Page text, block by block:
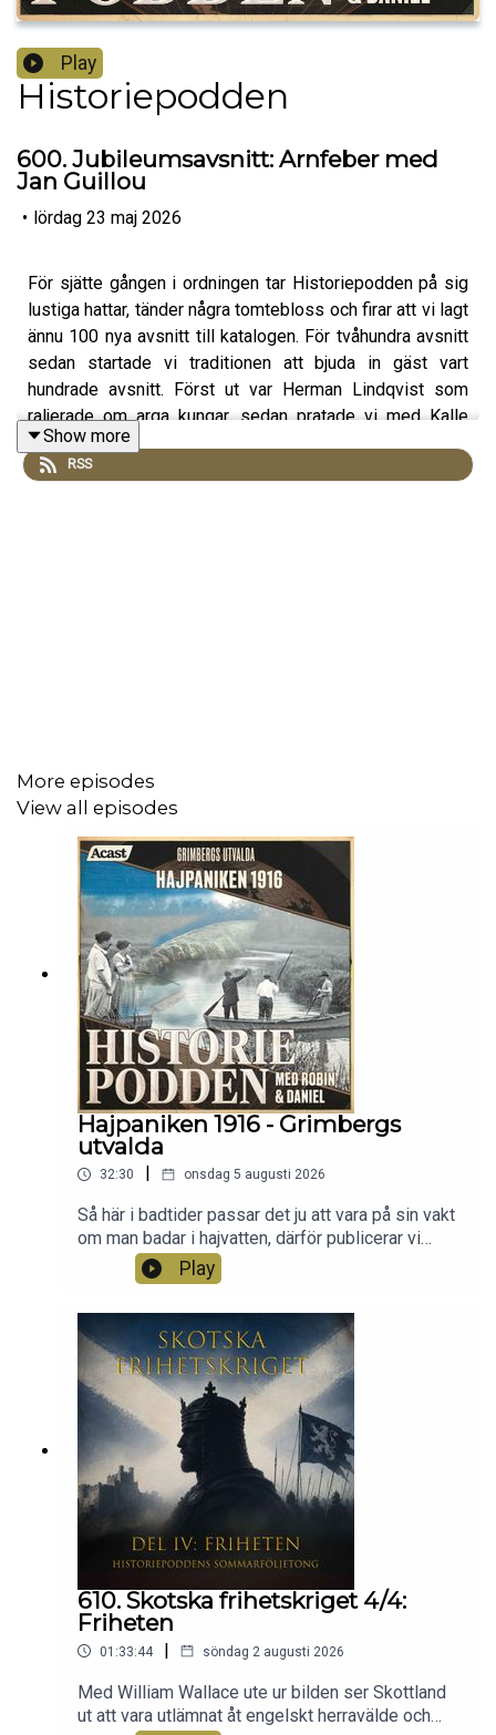
Play
Historiepodden
600. Jubileumsavsnitt: Arnfeber med
Jan Guillou
• lördag 23 maj 2026
För sjätte gången i ordningen tar Historiepodden på sig
lustiga hattar, tänder några tomtebloss och firar att vi lagt
ännu 100 nya avsnitt till katalogen. För tvåhundra avsnitt
sedan startade vi traditionen att bjuda in gäst vart
hundrade avsnitt. Först ut var Herman Lindqvist som
raljerade om arga kungar, sedan pratade vi med Kalle
Lind om fenomenet långkörare och nu tar vi den
västgötska tjuren vid hornen och pratar med Jan Guillou
Hoppas ni gillar det!
Show more
RSS
More episodes
View all episodes
Hajpaniken 1916 - Grimbergs
utvalda
32:30 onsdag 5 augusti 2026
Så här i badtider passar det ju att vara på sin vakt
om man badar i hajvatten, därför publicerar vi
2025 års prenumerationsavsnitt från Grimbergs
utvalda om Hajpaniken 1916. Här avhandlas
händelserna på den amerikanska östkusten som
inspirerade till filmen "Hajen" vilken hade
50årsjubileum vid publiceringen. För att bli
prenumerant och få avsnitt utan reklam för 29
kr/månaden samt extraavsnitt behöver du bara gå
in på https://historiepodden.supercast.com/ och
teckna en prenumeration.
Play
610. Skotska frihetskriget 4/4:
Friheten
01:33:44 | söndag 2 augusti 2026
Med William Wallace ute ur bilden ser Skottland
ut att vara utlämnat åt engelskt herravälde och